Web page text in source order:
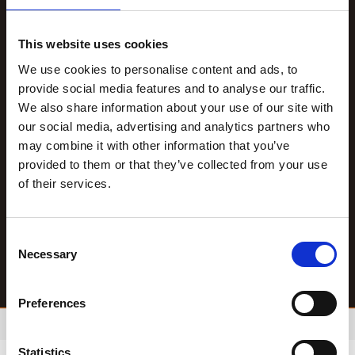
This website uses cookies
We use cookies to personalise content and ads, to
provide social media features and to analyse our traffic.
We also share information about your use of our site with
our social media, advertising and analytics partners who
may combine it with other information that you’ve
provided to them or that they’ve collected from your use
of their services.
Necessary
Preferences
Statistics